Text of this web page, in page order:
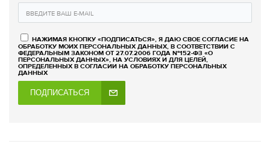
НАЖИМАЯ КНОПКУ «ПОДПИСАТЬСЯ», Я ДАЮ СВОЕ СОГЛАСИЕ НА
ОБРАБОТКУ МОИХ ПЕРСОНАЛЬНЫХ ДАННЫХ, В СООТВЕТСТВИИ С
ФЕДЕРАЛЬНЫМ ЗАКОНОМ ОТ 27.07.2006 ГОДА №152-ФЗ «О
ПЕРСОНАЛЬНЫХ ДАННЫХ», НА УСЛОВИЯХ И ДЛЯ ЦЕЛЕЙ,
ОПРЕДЕЛЕННЫХ В СОГЛАСИИ НА ОБРАБОТКУ ПЕРСОНАЛЬНЫХ
ДАННЫХ
ПОДПИСАТЬСЯ